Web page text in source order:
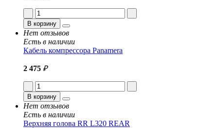
В корзину
Нет отзывов
Есть в наличии
Кабель компрессора Panamera
2 475 ₽
В корзину
Нет отзывов
Есть в наличии
Верхняя голова RR L320 REAR